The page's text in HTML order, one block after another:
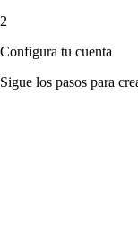
2
Configura tu cuenta
Sigue los pasos para